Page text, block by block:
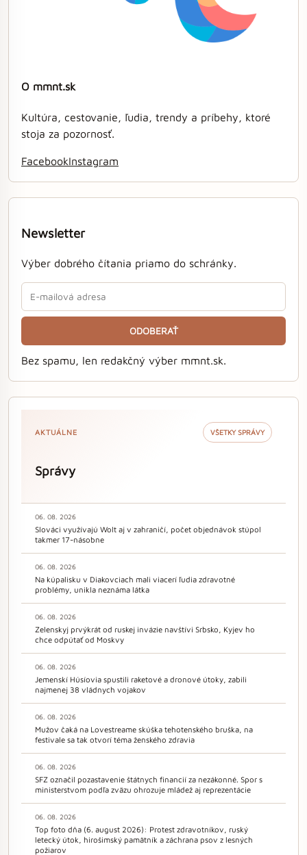
O mmnt.sk
Kultúra, cestovanie, ľudia, trendy a príbehy, ktoré
stoja za pozornosť.
FacebookInstagram
Newsletter
Výber dobrého čítania priamo do schránky.
ODOBERAŤ
Bez spamu, len redakčný výber mmnt.sk.
AKTUÁLNE VŠETKY SPRÁVY
Správy
06. 08. 2026
Slováci využívajú Wolt aj v zahraničí, počet objednávok stúpol
takmer 17-násobne
06. 08. 2026
Na kúpalisku v Diakovciach mali viacerí ľudia zdravotné
problémy, unikla neznáma látka
06. 08. 2026
Zelenskyj prvýkrát od ruskej invázie navštívi Srbsko, Kyjev ho
chce odpútať od Moskvy
06. 08. 2026
Jemenskí Húsíovia spustili raketové a dronové útoky, zabili
najmenej 38 vládnych vojakov
06. 08. 2026
Mužov čaká na Lovestreame skúška tehotenského bruška, na
festivale sa tak otvorí téma ženského zdravia
06. 08. 2026
SFZ označil pozastavenie štátnych financií za nezákonné. Spor s
ministerstvom podľa zväzu ohrozuje mládež aj reprezentácie
06. 08. 2026
Top foto dňa (6. august 2026): Protest zdravotníkov, ruský
letecký útok, hirošimský pamätník a záchrana psov z lesných
požiarov